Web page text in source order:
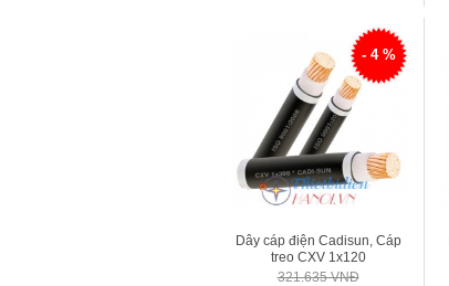
- 4 %
Dây cáp điện Cadisun, Cáp
treo CXV 1x120
321.635 VNĐ